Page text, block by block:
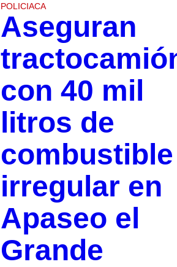
POLICIACA
Aseguran
con 40 mil
litros de
combustible
irregular en
Apaseo el
Grande